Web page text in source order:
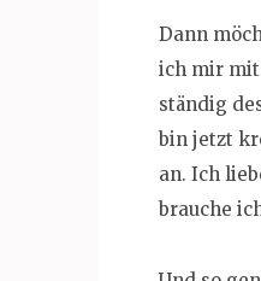
Dann
ich mir mit
ständig
bin jetzt
an. Ich
brauche